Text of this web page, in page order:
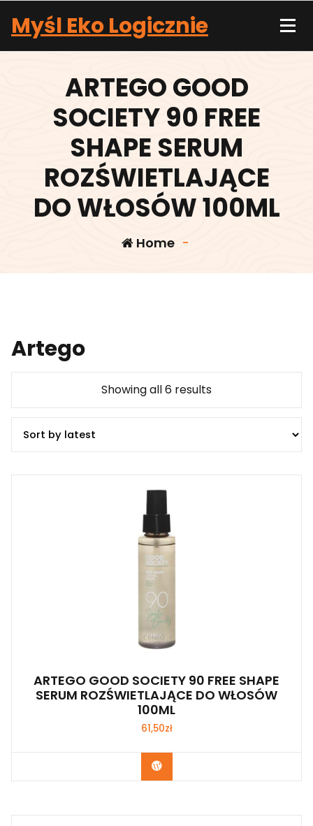
content
Myśl Eko Logicznie
ARTEGO GOOD
SOCIETY 90 FREE
SHAPE SERUM
ROZŚWIETLAJĄCE
DO WŁOSÓW 100ML
Home -
Artego
Showing all 6 results
ARTEGO GOOD SOCIETY 90 FREE SHAPE
SERUM ROZŚWIETLAJĄCE DO WŁOSÓW
100ML
61,50zł
Zobacz